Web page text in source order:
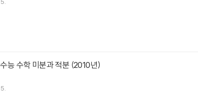
능 수학 미분과 적분 (2010년)